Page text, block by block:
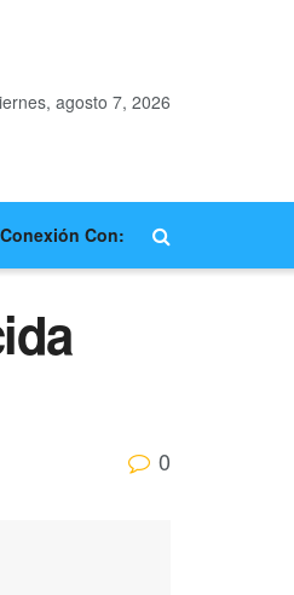
agosto 7, 2026
Con:
0